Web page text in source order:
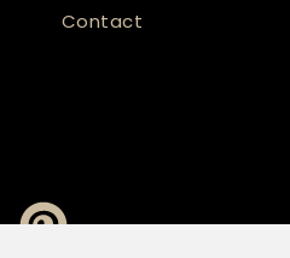
Contact